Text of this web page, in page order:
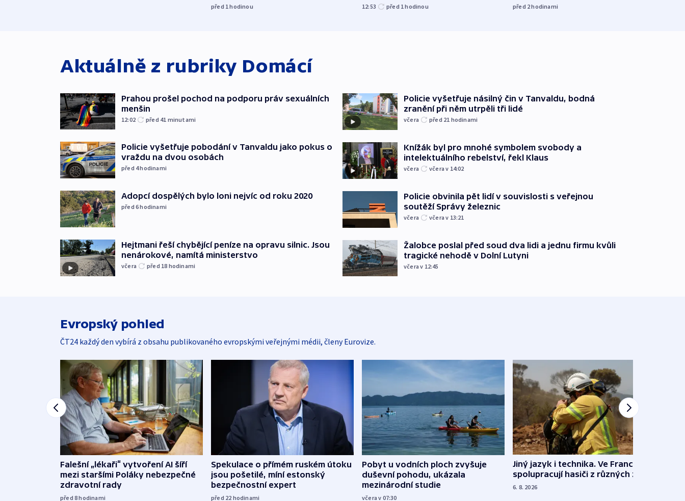
před 1hodinou 12:53 před 1hodinou před 2hodinami
Aktuálně z rubriky Domácí
Prahou prošel pochod na podporu práv sexuálních
menšin
12:02 před 41 minutami
Policie vyšetřuje pobodání v Tanvaldu jako pokus o
vraždu na dvou osobách
před 4hodinami
Adopcí dospělých bylo loni nejvíc od roku 2020
před 6hodinami
Hejtmani řeší chybějící peníze na opravu silnic. Jsou
nenárokové, namítá ministerstvo
včera před 18 hodinami
Policie vyšetřuje násilný čin v Tanvaldu, bodná
zranění při něm utrpěli tři lidé
včera před 21 hodinami
Knížák byl pro mnohé symbolem svobody a
intelektuálního rebelství, řekl Klaus
včera včera v 14:02
Policie obvinila pět lidí v souvislosti s veřejnou
soutěží Správy železnic
včera včera v 13:21
Žalobce poslal před soud dva lidi a jednu firmu kvůli
tragické nehodě v Dolní Lutyni
včera v 12:45
Evropský pohled
ČT24 každý den vybírá z obsahu publikovaného evropskými veřejnými médii, členy Eurovize.
Falešní „lékaři“ vytvoření AI šíří
mezi staršími Poláky nebezpečné
zdravotní rady
před 8hodinami
Spekulace o přímém ruském útoku
jsou pošetilé, míní estonský
bezpečnostní expert
před 22 hodinami
Pobyt u vodních ploch zvyšuje
duševní pohodu, ukázala
mezinárodní studie
včera v 07:30
Jiný jazyk i technika. Ve Francii
spolupracují hasiči z různých zemí
6. 8. 2026